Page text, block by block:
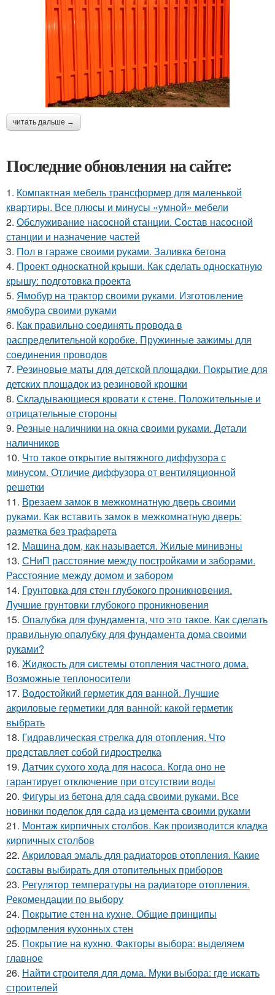
читать дальше →
Последние обновления на сайте:
1. Компактная мебель трансформер для маленькой
квартиры. Все плюсы и минусы «умной» мебели
2. Обслуживание насосной станции. Состав насосной
станции и назначение частей
3. Пол в гараже своими руками. Заливка бетона
4. Проект односкатной крыши. Как сделать односкатную
крышу: подготовка проекта
5. Ямобур на трактор своими руками. Изготовление
ямобура своими руками
6. Как правильно соединять провода в
распределительной коробке. Пружинные зажимы для
соединения проводов
7. Резиновые маты для детской площадки. Покрытие для
детских площадок из резиновой крошки
8. Складывающиеся кровати к стене. Положительные и
отрицательные стороны
9. Резные наличники на окна своими руками. Детали
наличников
10. Что такое открытие вытяжного диффузора с
минусом. Отличие диффузора от вентиляционной
решетки
11. Врезаем замок в межкомнатную дверь своими
руками. Как вставить замок в межкомнатную дверь:
разметка без трафарета
12. Машина дом, как называется. Жилые минивэны
13. СНиП расстояние между постройками и заборами.
Расстояние между домом и забором
14. Грунтовка для стен глубокого проникновения.
Лучшие грунтовки глубокого проникновения
15. Опалубка для фундамента, что это такое. Как сделать
правильную опалубку для фундамента дома своими
руками?
16. Жидкость для системы отопления частного дома.
Возможные теплоносители
17. Водостойкий герметик для ванной. Лучшие
акриловые герметики для ванной: какой герметик
выбрать
18. Гидравлическая стрелка для отопления. Что
представляет собой гидрострелка
19. Датчик сухого хода для насоса. Когда оно не
гарантирует отключение при отсутствии воды
20. Фигуры из бетона для сада своими руками. Все
новинки поделок для сада из цемента своими руками
21. Монтаж кирпичных столбов. Как производится кладка
кирпичных столбов
22. Акриловая эмаль для радиаторов отопления. Какие
составы выбирать для отопительных приборов
23. Регулятор температуры на радиаторе отопления.
Рекомендации по выбору
24. Покрытие стен на кухне. Общие принципы
оформления кухонных стен
25. Покрытие на кухню. Факторы выбора: выделяем
главное
26. Найти строителя для дома. Муки выбора: где искать
строителей